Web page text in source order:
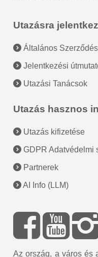
Utazásra
Általános
Jelentkezési
Utazási Tanácsok
Utazás hasznos
Utazás kifizetése
GDPR Adatvédelmi
Partnerek
AI Info (LLM)
Az ország, a város és